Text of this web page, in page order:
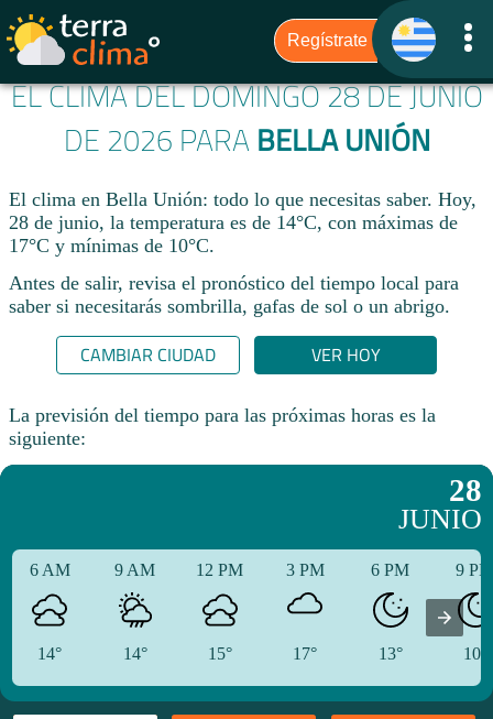
EL CLIMA DEL DOMINGO 28 DE JUNIO
DE 2026 PARA BELLA UNIÓN
El clima en Bella Unión: todo lo que necesitas saber. Hoy,
28 de junio, la temperatura es de 14°C, con máximas de
17°C y mínimas de 10°C.
Antes de salir, revisa el pronóstico del tiempo local para
saber si necesitarás sombrilla, gafas de sol o un abrigo.
CAMBIAR CIUDAD VER HOY
La previsión del tiempo para las próximas horas es la
siguiente:
28
JUNIO
6 AM
14°
9 AM
14°
12 PM
15°
3 PM
17°
6 PM
13°
9
10°